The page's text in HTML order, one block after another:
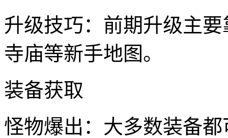
升级技巧：前期升级主
寺庙等新手地图。
装备获取
怪物爆出：大多数装备